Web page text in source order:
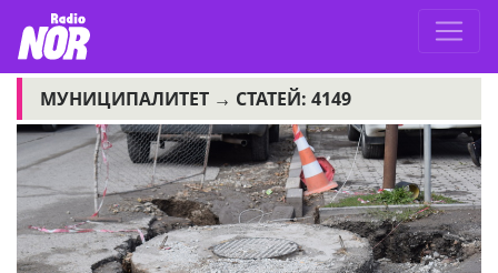
МУНИЦИПАЛИТЕТ → СТАТЕЙ: 4149